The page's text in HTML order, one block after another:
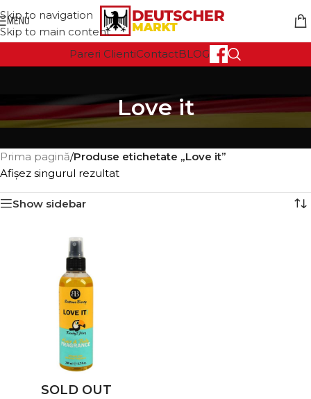
Skip to navigation
Skip to main content
MENU
Pareri ClientiContactBLOG
Love it
Prima pagină/Produse etichetate „Love it”
Afișez singurul rezultat
Show sidebar
SOLD OUT